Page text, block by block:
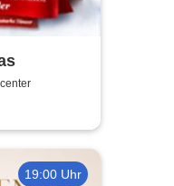
19:00 Uhr